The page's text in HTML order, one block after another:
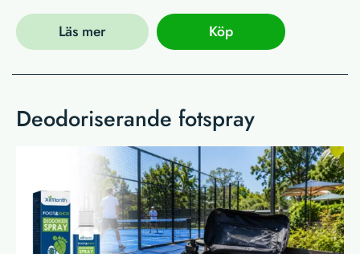
Läs mer Köp
Deodoriserande fotspray